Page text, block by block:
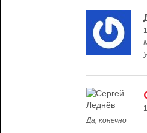
Да, конечно